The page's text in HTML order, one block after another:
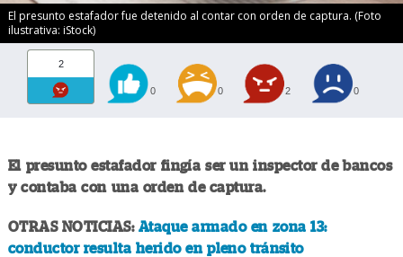
El presunto estafador fue detenido al contar con orden de captura. (Foto
ilustrativa: iStock)
2
0 0 2 0
El presunto estafador fingía ser un inspector de bancos
y contaba con una orden de captura.
OTRAS NOTICIAS: Ataque armado en zona 13:
conductor resulta herido en pleno tránsito